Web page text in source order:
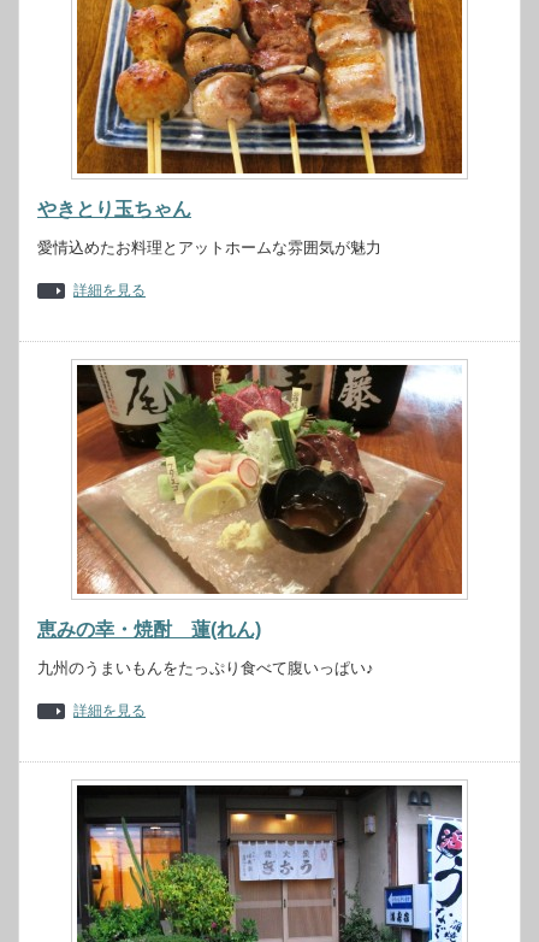
やきとり玉ちゃん
愛情込めたお料理とアットホームな雰囲気が魅力
詳細を見る
恵みの幸・焼酎 蓮(れん)
九州のうまいもんをたっぷり食べて腹いっぱい♪
詳細を見る